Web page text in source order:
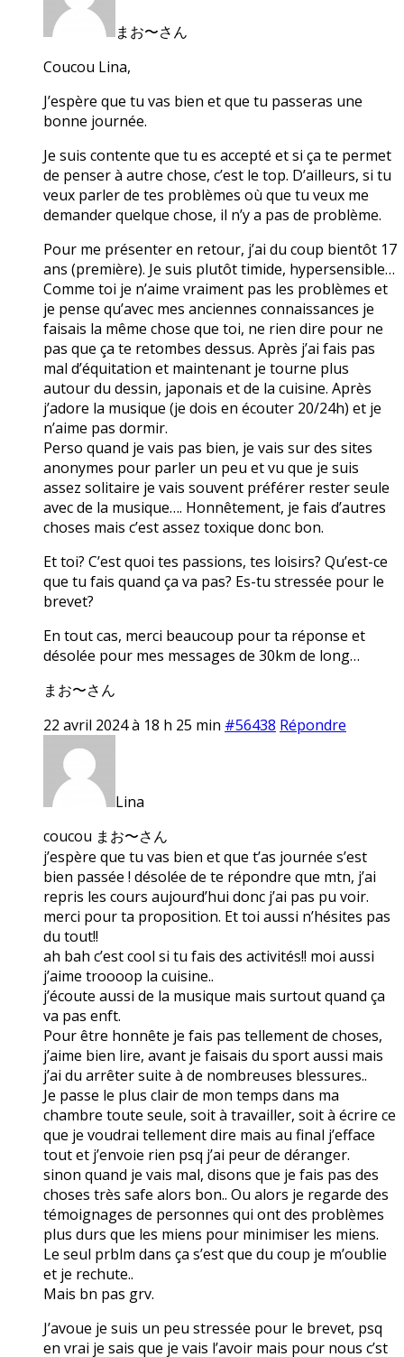
まお〜さん
Coucou Lina,
J’espère que tu vas bien et que tu passeras une
bonne journée.
Je suis contente que tu es accepté et si ça te permet
de penser à autre chose, c’est le top. D’ailleurs, si tu
veux parler de tes problèmes où que tu veux me
demander quelque chose, il n’y a pas de problème.
Pour me présenter en retour, j’ai du coup bientôt 17
ans (première). Je suis plutôt timide, hypersensible…
Comme toi je n’aime vraiment pas les problèmes et
je pense qu’avec mes anciennes connaissances je
faisais la même chose que toi, ne rien dire pour ne
pas que ça te retombes dessus. Après j’ai fais pas
mal d’équitation et maintenant je tourne plus
autour du dessin, japonais et de la cuisine. Après
j’adore la musique (je dois en écouter 20/24h) et je
n’aime pas dormir.
Perso quand je vais pas bien, je vais sur des sites
anonymes pour parler un peu et vu que je suis
assez solitaire je vais souvent préférer rester seule
avec de la musique…. Honnêtement, je fais d’autres
choses mais c’est assez toxique donc bon.
Et toi? C’est quoi tes passions, tes loisirs? Qu’est-ce
que tu fais quand ça va pas? Es-tu stressée pour le
brevet?
En tout cas, merci beaucoup pour ta réponse et
désolée pour mes messages de 30km de long…
まお〜さん
22 avril 2024 à 18 h 25 min #56438 Répondre
Lina
coucou まお〜さん
j’espère que tu vas bien et que t’as journée s’est
bien passée ! désolée de te répondre que mtn, j’ai
repris les cours aujourd’hui donc j’ai pas pu voir.
merci pour ta proposition. Et toi aussi n’hésites pas
du tout!!
ah bah c’est cool si tu fais des activités!! moi aussi
j’aime troooop la cuisine..
j’écoute aussi de la musique mais surtout quand ça
va pas enft.
Pour être honnête je fais pas tellement de choses,
j’aime bien lire, avant je faisais du sport aussi mais
j’ai du arrêter suite à de nombreuses blessures..
Je passe le plus clair de mon temps dans ma
chambre toute seule, soit à travailler, soit à écrire ce
que je voudrai tellement dire mais au final j’efface
tout et j’envoie rien psq j’ai peur de déranger.
sinon quand je vais mal, disons que je fais pas des
choses très safe alors bon.. Ou alors je regarde des
témoignages de personnes qui ont des problèmes
plus durs que les miens pour minimiser les miens.
Le seul prblm dans ça s’est que du coup je m’oublie
et je rechute..
Mais bn pas grv.
J’avoue je suis un peu stressée pour le brevet, psq
en vrai je sais que je vais l’avoir mais pour nous c’st